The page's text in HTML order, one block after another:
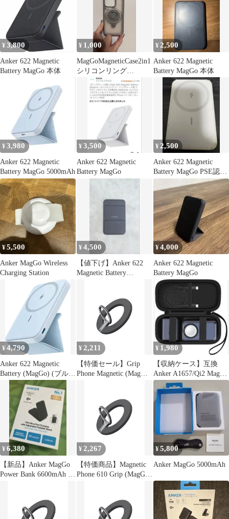
¥ 3,800
Anker 622 Magnetic
Battery MagGo 本体
¥ 1,000
MagGoMagneticCase2in1
シリコンリング
iPhone16Pro用
¥ 2,500
Anker 622 Magnetic
Battery MagGo 本体
¥ 3,980
Anker 622 Magnetic
Battery MagGo 5000mAh
¥3,500
Anker 622 Magnetic
Battery MagGo
¥2,500
Anker 622 Magnetic
Battery MagGo PSE認証
白
¥5,500
Anker MagGo Wireless
Charging Station
¥4,500
【値下げ】Anker 622
Magnetic Battery
¥4,000
Anker 622 Magnetic
Battery MagGo
¥ 4,790
Anker 622 Magnetic
Battery (MagGo) (ブル
¥ 2,211
【特価セール】Grip
Phone Magnetic (MagGo)
iPhoneシリーズ専用 610
(ブラック) Anker
¥ 1,980
【収納ケース】互換
Anker A1657/Qi2 MagGo
モバイルバッテリ
¥6,380
【新品】Anker MagGo
Power Bank 6600mAh ブ
¥ 2,267
【特価商品】Magnetic
Phone 610 Grip (MagGo)
iPhoneシリーズ専用
Anker (ブラック)
¥5,800
Anker MagGo 5000mAh